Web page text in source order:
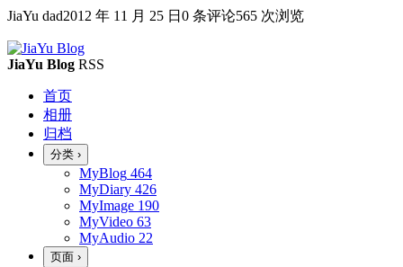
JiaYu dad2012 年 11 月 25 日 0 条评论565 次浏览
JiaYu Blog RSS
首页
相册
归档
分类 ›
MyBlog 464
MyDiary 426
MyImage 190
MyVideo 63
MyAudio 22
页面 ›